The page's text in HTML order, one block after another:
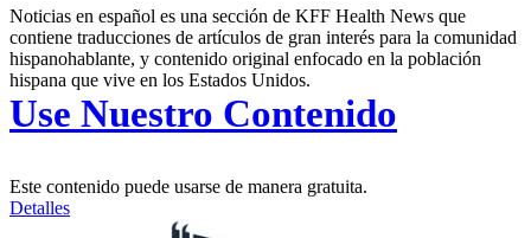
Noticias en español es una sección de KFF Health News que
contiene traducciones de artículos de gran interés para la comunidad
hispanohablante, y contenido original enfocado en la población
hispana que vive en los Estados Unidos.
Use Nuestro Contenido
Este contenido puede usarse de manera gratuita.
Detalles